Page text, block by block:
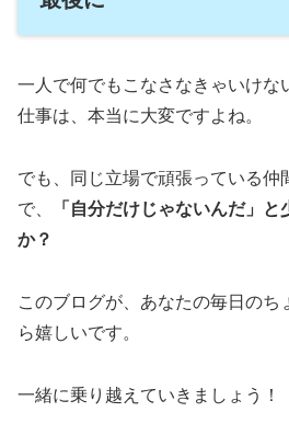
一人で何でもこなさなきゃいけな
仕事は、本当に大変ですよね。
でも、同じ立場で頑張っている仲
で、
「自分だけじゃないんだ」
か？
このブログが、あなたの毎日のち
ら嬉しいです。
一緒に乗り越えていきましょう！